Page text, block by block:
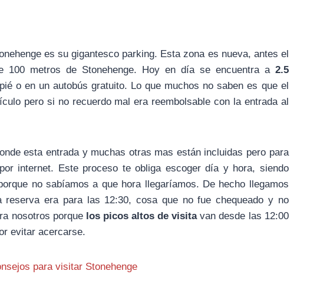
es su gigantesco parking. Esta zona es nueva, antes el
100 metros de Stonehenge. Hoy en día se encuentra a 2.5
o en un autobús gratuito. Lo que muchos no saben es que el
pero si no recuerdo mal era reembolsable con la entrada al
esta entrada y muchas otras mas están incluidas pero para
internet. Este proceso te obliga escoger día y hora, siendo
no sabíamos a que hora llegaríamos. De hecho llegamos
era para las 12:30, cosa que no fue chequeado y no
nosotros porque los picos altos de visitavan desde las 12:00
evitar acercarse.